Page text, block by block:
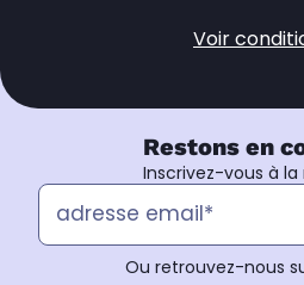
Voir
Restons en
Inscrivez-vous à
Ou retrouvez-nous